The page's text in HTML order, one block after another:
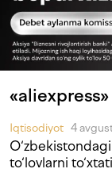
Iqtisodiyot 4
to‘lovlarni